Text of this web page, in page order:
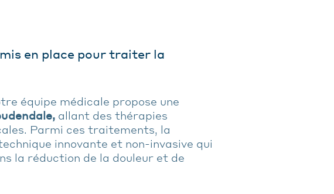
en place pour traiter la
équipe médicale propose une
allant des thérapies
Parmi ces traitements, la
innovante et non-invasive qui
la réduction de la douleur et de